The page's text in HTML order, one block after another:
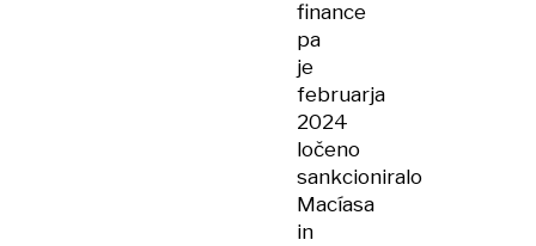
finance
pa
je
februarja
2024
ločeno
sankcioniralo
Macíasa
in